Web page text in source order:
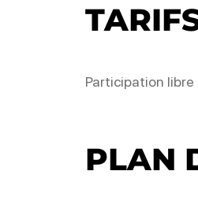
Participation libre
PLAN